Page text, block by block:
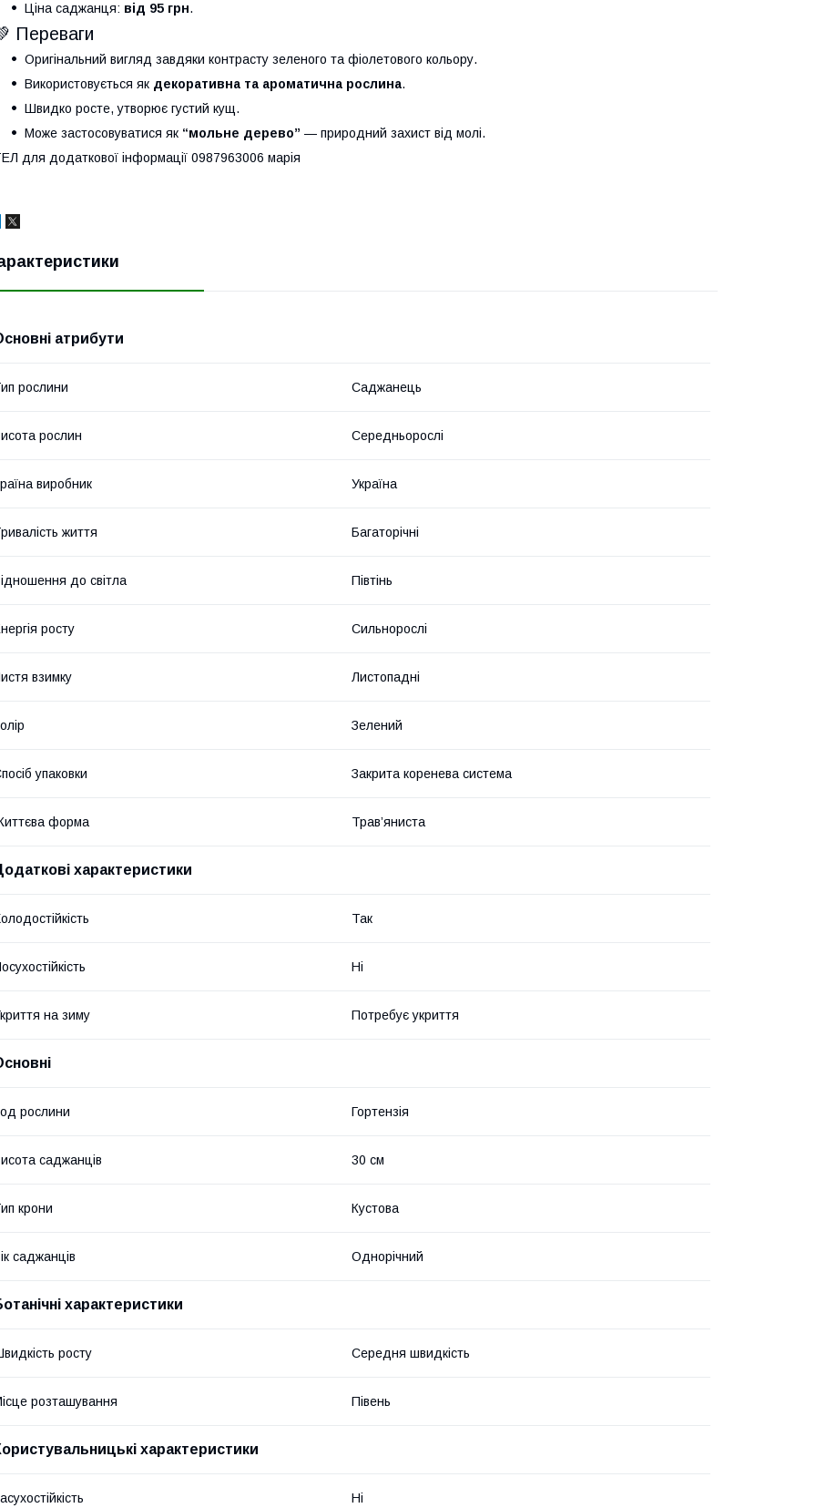
Ціна саджанця: від 95 грн.
Переваги
Оригінальний вигляд завдяки контрасту зеленого та фіолетового кольору.
Використовується як декоративна та ароматична рослина.
Швидко росте, утворює густий кущ.
Може застосовуватися як “мольне дерево” — природний захист від молі.
для додаткової інформації 0987963006 марія
атрибути
рослини Саджанець
рослин Середньорослі
виробник Україна
життя Багаторічні
до світла Півтінь
росту Сильнорослі
взимку Листопадні
Зелений
упаковки Закрита коренева система
форма Трав’яниста
характеристики
Так
Ні
на зиму Потребує укриття
рослини Гортензія
саджанців 30 см
крони Кустова
саджанців Однорічний
характеристики
росту Середня швидкість
розташування Півень
характеристики
Ні